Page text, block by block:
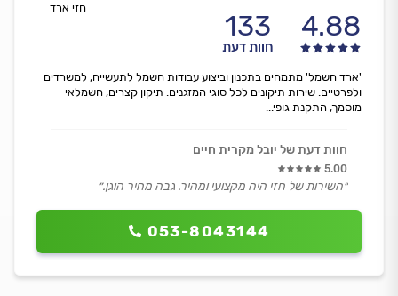
חזי ארד
4.88
133
חוות דעת
053-8043144
'ארד חשמל' מתמחים בתכנון וביצוע עבודות חשמל לתעשייה, למשרדים
ולפרטיים. שירות תיקונים לכל סוגי המזגנים. תיקון קצרים, חשמלאי
מוסמך, התקנת גופי...
חוות דעת של יובל מקרית חיים
5.00
״השירות של חזי היה מקצועי ומהיר. גבה מחיר הוגן.״